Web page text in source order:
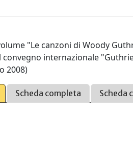
"Le canzoni di Woody
convegno internazionale
2008)
Scheda completa Scheda